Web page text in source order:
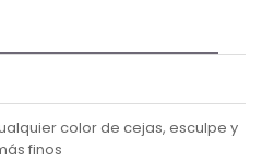
color de cejas, esculpe y
finos